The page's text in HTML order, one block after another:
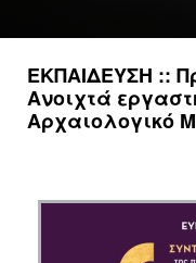
Επικοινωνία
Νέα
ΕΚΔΟΣΕΙΣ
ΕΚΠΑΙΔΕΥΣΗ ::
Ανοιχτά
Αρχαιολογικό